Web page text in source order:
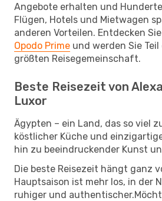
Angebote erhalten und
Flügen, Hotels und Mietwagen
anderen Vorteilen. Entdecken
Opodo Prime und werden Sie
größten Reisegemeinschaft.
Beste Reisezeit von
Luxor
Ägypten – ein Land, das so viel
köstlicher Küche und
hin zu beeindruckender Kunst
Die beste Reisezeit hängt ganz
Hauptsaison ist mehr los, in der
ruhiger und